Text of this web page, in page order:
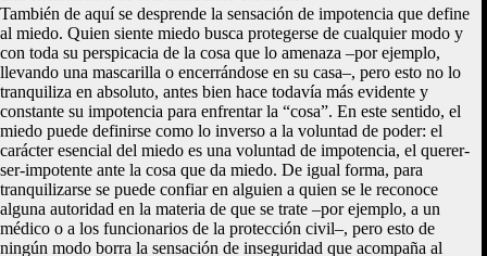
También de aquí se desprende la sensación de impotencia que define
al miedo. Quien siente miedo busca protegerse de cualquier modo y
con toda su perspicacia de la cosa que lo amenaza –por ejemplo,
llevando una mascarilla o encerrándose en su casa–, pero esto no lo
tranquiliza en absoluto, antes bien hace todavía más evidente y
constante su impotencia para enfrentar la “cosa”. En este sentido, el
miedo puede definirse como lo inverso a la voluntad de poder: el
carácter esencial del miedo es una voluntad de impotencia, el querer-
ser-impotente ante la cosa que da miedo. De igual forma, para
tranquilizarse se puede confiar en alguien a quien se le reconoce
alguna autoridad en la materia de que se trate –por ejemplo, a un
médico o a los funcionarios de la protección civil–, pero esto de
ningún modo borra la sensación de inseguridad que acompaña al